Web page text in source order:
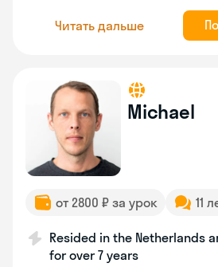
Читать дальше
Michael
от 2800 ₽ за урок 11
Resided in the Netherlands
for over 7 years